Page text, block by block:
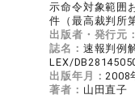
示命令対象範囲
件（最高裁判所
出版者・発行元：
誌名： 速報判例
LEX/
出版年月：2008
著者： 山田直子